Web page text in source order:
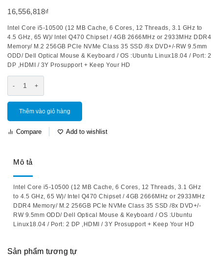
16,556,818₫
Intel Core i5-10500 (12 MB Cache, 6 Cores, 12 Threads, 3.1 GHz to
4.5 GHz, 65 W)/ Intel Q470 Chipset / 4GB 2666MHz or 2933MHz DDR4
Memory/ M.2 256GB PCIe NVMe Class 35 SSD /8x DVD+/-RW 9.5mm
ODD/ Dell Optical Mouse & Keyboard / OS :Ubuntu Linux18.04 / Port: 2
DP ,HDMI / 3Y Prosupport + Keep Your HD
Thêm vào giỏ hàng
Compare Add to wishlist
Mô tả
Intel Core i5-10500 (12 MB Cache, 6 Cores, 12 Threads, 3.1 GHz
to 4.5 GHz, 65 W)/ Intel Q470 Chipset / 4GB 2666MHz or 2933MHz
DDR4 Memory/ M.2 256GB PCIe NVMe Class 35 SSD /8x DVD+/-
RW 9.5mm ODD/ Dell Optical Mouse & Keyboard / OS :Ubuntu
Linux18.04 / Port: 2 DP ,HDMI / 3Y Prosupport + Keep Your HD
Sản phẩm tương tự